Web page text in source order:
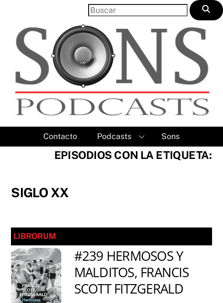
content
Contacto Podcasts Sons
EPISODIOS CON LA ETIQUETA:
SIGLO XX
LIBRORUM
#239 HERMOSOS Y
MALDITOS, FRANCIS
SCOTT FITZGERALD